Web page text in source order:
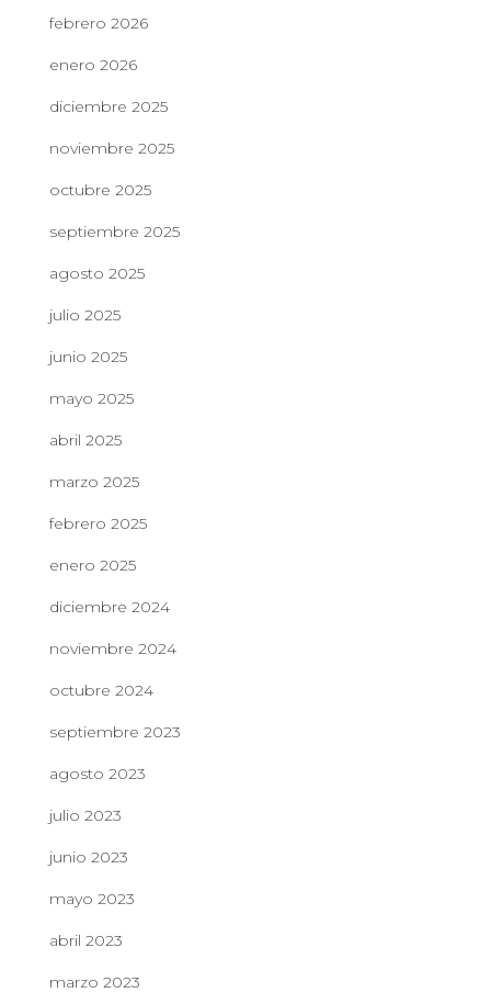
febrero 2026
enero 2026
diciembre 2025
noviembre 2025
octubre 2025
septiembre 2025
agosto 2025
julio 2025
junio 2025
mayo 2025
abril 2025
marzo 2025
febrero 2025
enero 2025
diciembre 2024
noviembre 2024
octubre 2024
septiembre 2023
agosto 2023
julio 2023
junio 2023
mayo 2023
abril 2023
marzo 2023